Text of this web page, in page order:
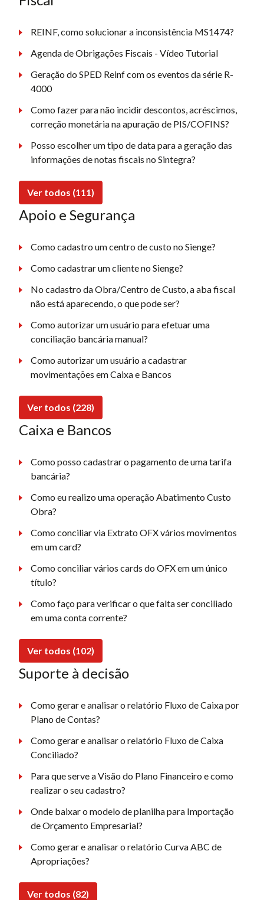
REINF, como solucionar a inconsistência MS1474?
Agenda de Obrigações Fiscais - Vídeo Tutorial
Geração do SPED Reinf com os eventos da série R-
4000
Como fazer para não incidir descontos, acréscimos,
correção monetária na apuração de PIS/COFINS?
Posso escolher um tipo de data para a geração das
informações de notas fiscais no Sintegra?
Ver todos (111)
Apoio e Segurança
Como cadastro um centro de custo no Sienge?
Como cadastrar um cliente no Sienge?
No cadastro da Obra/Centro de Custo, a aba fiscal
não está aparecendo, o que pode ser?
Como autorizar um usuário para efetuar uma
conciliação bancária manual?
Como autorizar um usuário a cadastrar
movimentações em Caixa e Bancos
Ver todos (228)
Caixa e Bancos
Como posso cadastrar o pagamento de uma tarifa
bancária?
Como eu realizo uma operação Abatimento Custo
Obra?
Como conciliar via Extrato OFX vários movimentos
em um card?
Como conciliar vários cards do OFX em um único
título?
Como faço para verificar o que falta ser conciliado
em uma conta corrente?
Ver todos (102)
Suporte à decisão
Como gerar e analisar o relatório Fluxo de Caixa por
Plano de Contas?
Como gerar e analisar o relatório Fluxo de Caixa
Conciliado?
Para que serve a Visão do Plano Financeiro e como
realizar o seu cadastro?
Onde baixar o modelo de planilha para Importação
de Orçamento Empresarial?
Como gerar e analisar o relatório Curva ABC de
Apropriações?
Ver todos (82)